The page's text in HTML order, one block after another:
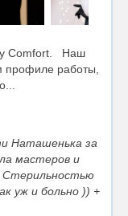
Comfort. Наш
профиле работы,
Наташенька за
мастеров и
Стерильностью
уж и больно )) +